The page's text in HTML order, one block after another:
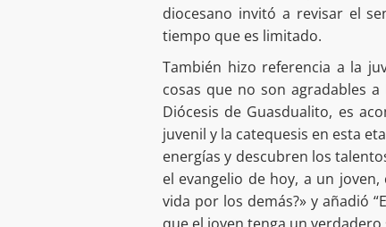
diocesano invitó a revisar el
tiempo que es limitado.
También hizo referencia a la
cosas que no son agradables
Diócesis de Guasdualito, es
juvenil y la catequesis en esta
energías y descubren los
el evangelio de hoy, a un
vida por los demás?» y añadió
que el joven tenga un